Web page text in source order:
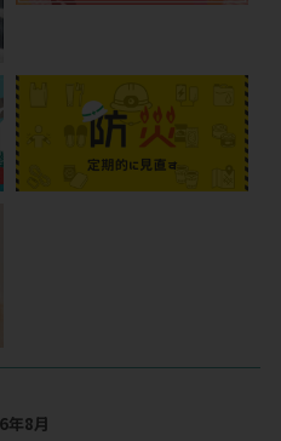
年8月